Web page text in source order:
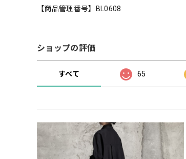
【商品管理番号】BL0608
ショップの評価
すべて 65